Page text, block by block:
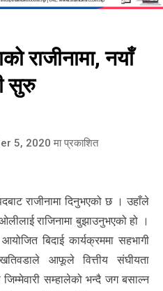
राजीनामा, नयाँ
सुरु
5, 2020 मा प्रकाशित
राजीनामा दिनुभएको छ । उहाँले
राजिनामा बुझाउनुभएको हो ।
बिदाई कार्यक्रममा सहभागी
आफूले वित्तीय संघीयता
जिम्मेवारी सम्हालेको भन्दै जग बसाल्न